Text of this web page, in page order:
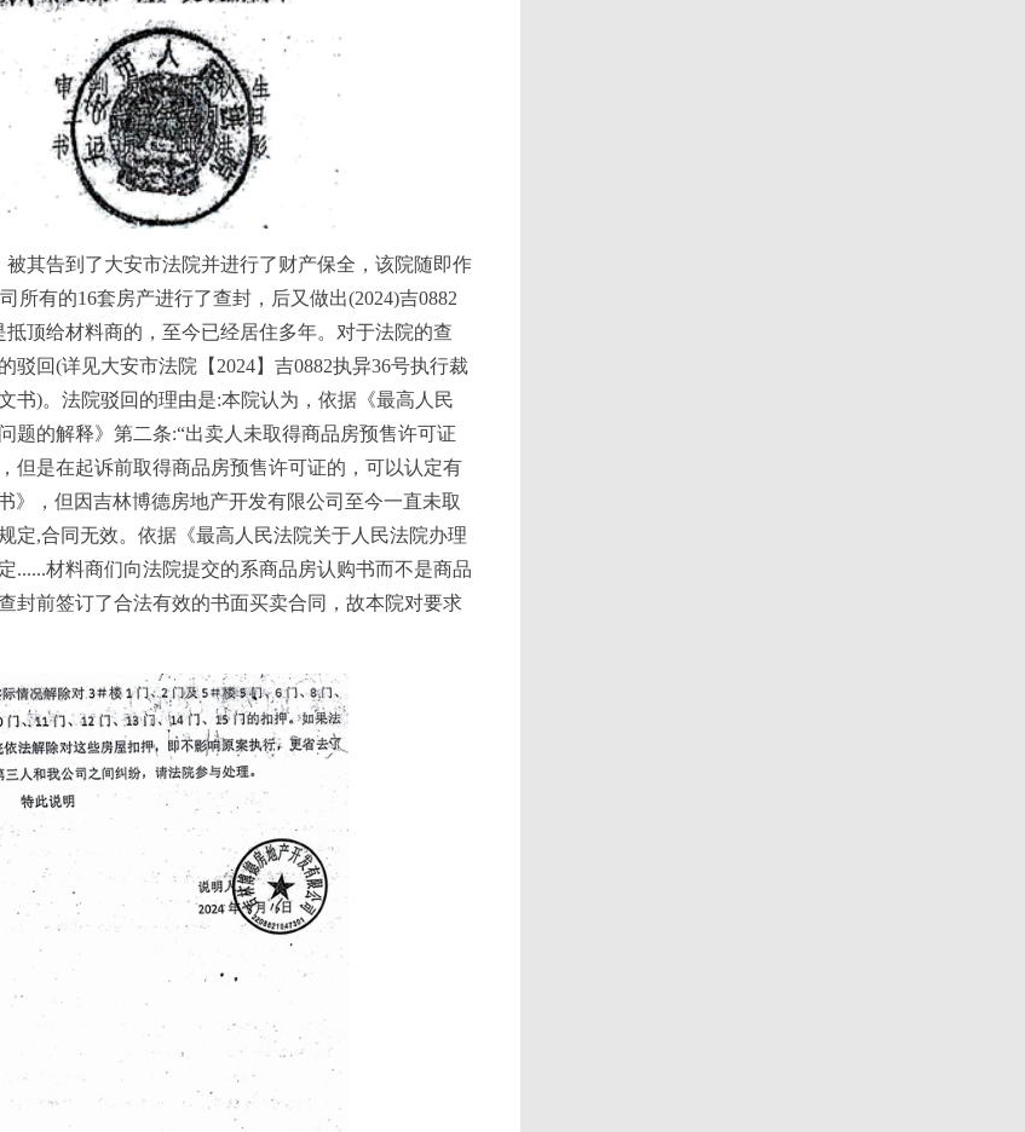
其告到了大安市法院并进行了财产保全，该院随即作
所有的16套房产进行了查封，后又做出(2024)吉0882
顶给材料商的，至今已经居住多年。对于法院的查
回(详见大安市法院【2024】吉0882执异36号执行裁
书)。法院驳回的理由是:本院认为，依据《最高人民
题的解释》第二条:“出卖人未取得商品房预售许可证
但是在起诉前取得商品房预售许可证的，可以认定有
》，但因吉林博德房地产开发有限公司至今一直未取
定,合同无效。依据《最高人民法院关于人民法院办理
......材料商们向法院提交的系商品房认购书而不是商品
封前签订了合法有效的书面买卖合同，故本院对要求